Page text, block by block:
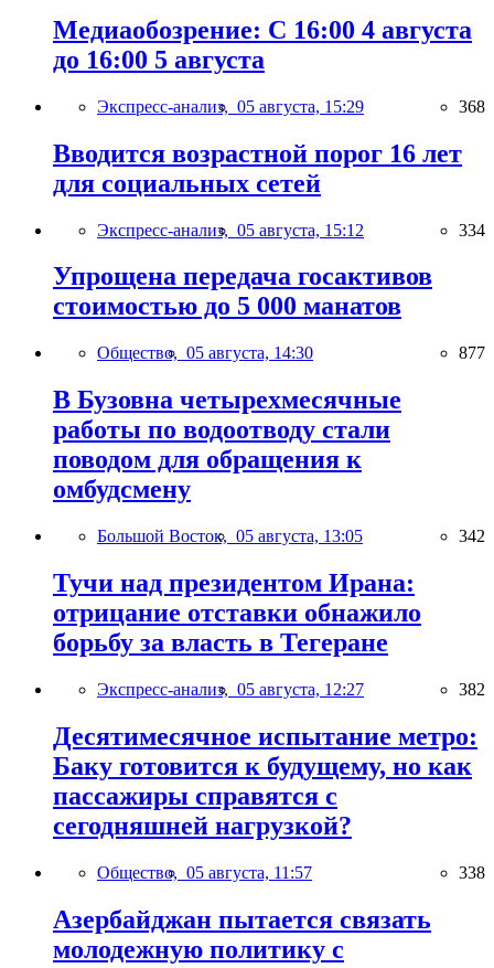
Медиаобозрение: С 16:00 4 августа
до 16:00 5 августа
Экспресс-анализ, 05 августа, 15:29 368
Вводится возрастной порог 16 лет
для социальных сетей
Экспресс-анализ, 05 августа, 15:12 334
Упрощена передача госактивов
стоимостью до 5 000 манатов
Общество, 05 августа, 14:30 877
В Бузовна четырехмесячные
работы по водоотводу стали
поводом для обращения к
омбудсмену
Большой Восток, 05 августа, 13:05 342
Тучи над президентом Ирана:
отрицание отставки обнажило
борьбу за власть в Тегеране
Экспресс-анализ, 05 августа, 12:27 382
Десятимесячное испытание метро:
Баку готовится к будущему, но как
пассажиры справятся с
сегодняшней нагрузкой?
Общество, 05 августа, 11:57 338
Азербайджан пытается связать
молодежную политику с